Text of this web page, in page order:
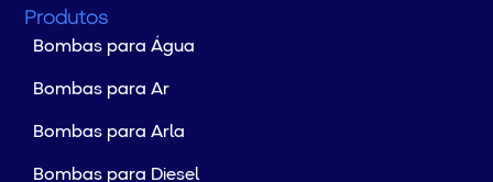
Produtos
Bombas para Água
Bombas para Ar
Bombas para Arla
Bombas para Diesel